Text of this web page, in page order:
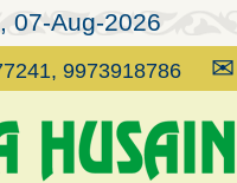
07-Aug-2026
9973918786 ✉